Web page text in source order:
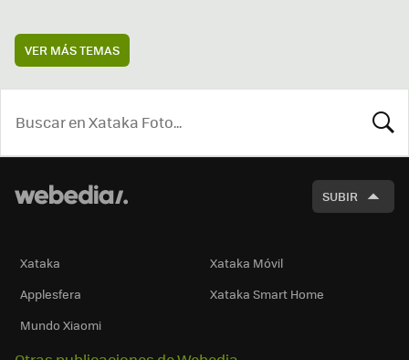
VER MÁS TEMAS
SUBIR
Xataka
Xataka Móvil
Applesfera
Xataka Smart Home
Mundo Xiaomi